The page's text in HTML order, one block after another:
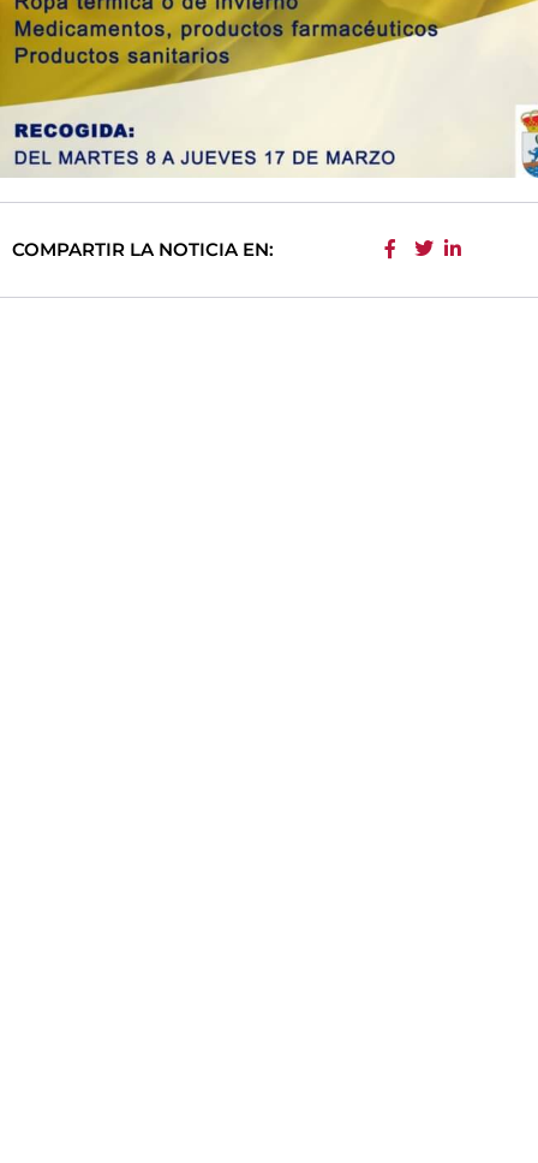
COMPARTIR LA NOTICIA EN: